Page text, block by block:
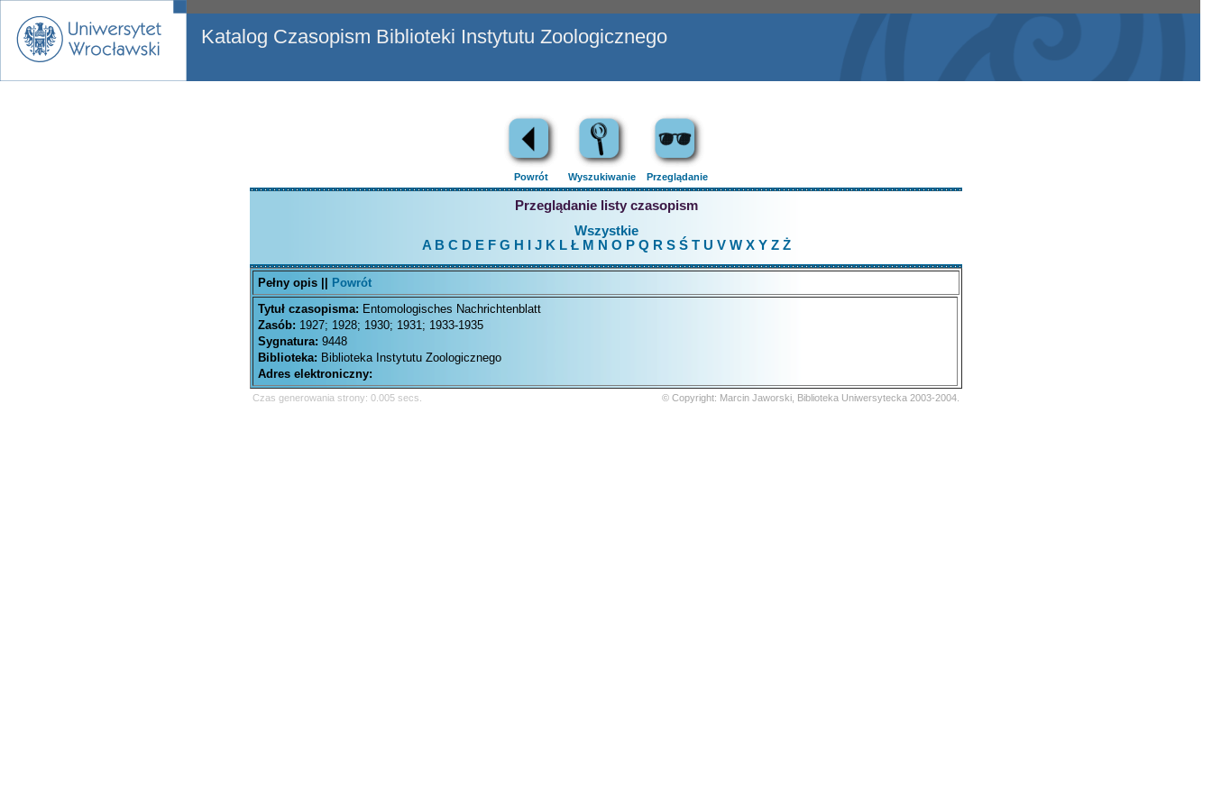
Katalog Czasopism Biblioteki Instytutu Zoologicznego
Powrót Wyszukiwanie Przeglądanie
Przeglądanie listy czasopism
Wszystkie
A B C D EFG H J K L Ł M N O P Q R S Ś T U V W X Y Z Ż
Pełny opis ||
Powrót
Tytuł czasopisma: Entomologisches Nachrichtenblatt
Zasób: 1927; 1928; 1930; 1931; 1933-1935
Sygnatura: 9448
Biblioteka: Biblioteka Instytutu Zoologicznego
Adres elektroniczny:
Czas generowania strony: 0.005 secs. © Copyright: Marcin Jaworski, Biblioteka Uniwersytecka 2003-2004.